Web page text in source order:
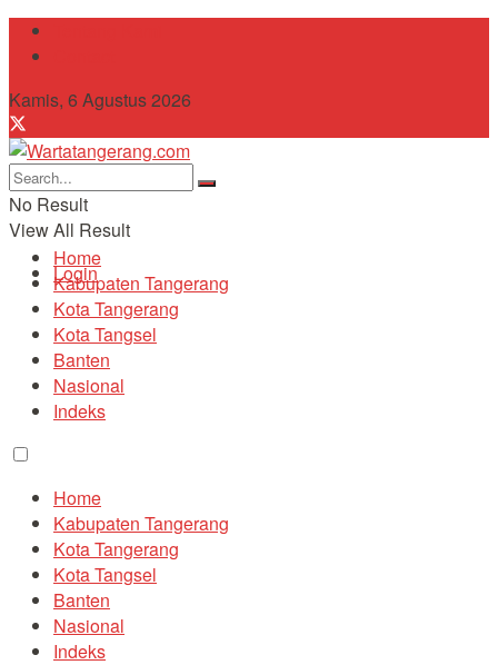
Kamis, 6 Agustus 2026
No Result
View All Result
Login
Home
Kabupaten Tangerang
Kota Tangerang
Kota Tangsel
Banten
Nasional
Indeks
Home
Kabupaten Tangerang
Kota Tangerang
Kota Tangsel
Banten
Nasional
Indeks